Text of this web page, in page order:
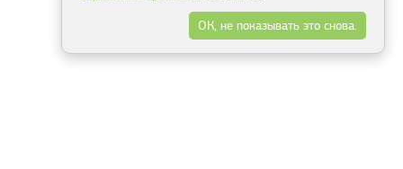
ОК, не показывать это снова.